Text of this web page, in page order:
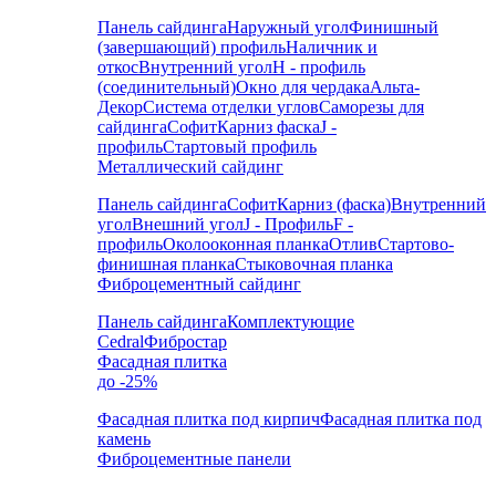
Панель сайдингаНаружный уголФинишный
(завершающий) профильНаличник и
откосВнутренний уголH - профиль
(соединительный)Окно для чердакаАльта-
ДекорСистема отделки угловСаморезы для
сайдингаСофитКарниз фаскаJ -
профильСтартовый профиль
Металлический сайдинг
Панель сайдингаСофитКарниз (фаска)Внутренний
уголВнешний уголJ - ПрофильF -
профильОколооконная планкаОтливСтартово-
финишная планкаСтыковочная планка
Фиброцементный сайдинг
Панель сайдингаКомплектующие
CedralФибростар
Фасадная плитка
до -25%
Фасадная плитка под кирпичФасадная плитка под
камень
Фиброцементные панели